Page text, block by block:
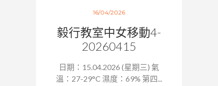
16/04/2026
毅行教室中女移動4-
20260415
日期：15.04.2026 (星期三) 氣
溫：27-29°C 濕度：69% 第四...